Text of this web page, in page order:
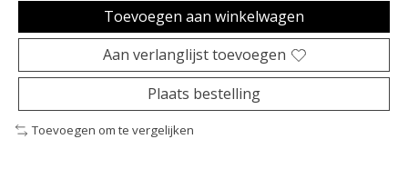
Toevoegen aan winkelwagen
Aan verlanglijst toevoegen
Plaats bestelling
Toevoegen om te vergelijken